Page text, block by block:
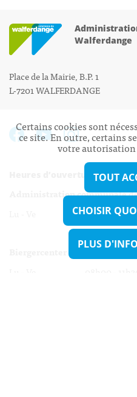
Walferdange
Place de la Mairie, B.P. 1
L-7201 WALFERDANGE
Heures d’ouverture:
Administration communale
Lu - Ve 08h00 -
13h30 - 16h00
Certains cookies sont
ce site. En outre, certains
votre
TOUT
CHOISIR
PLUS